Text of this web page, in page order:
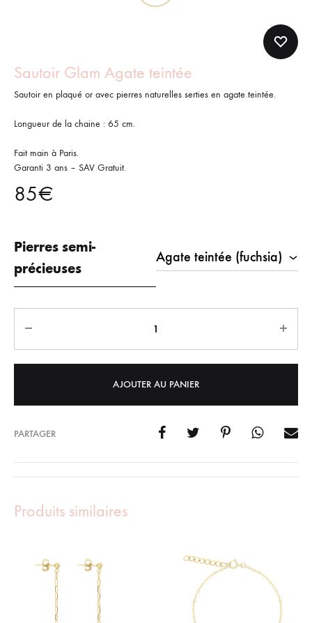
Sautoir Glam Agate teintée
Sautoir en plaqué or avec pierres naturelles serties en agate teintée.
Longueur de la chaine : 65 cm.
Fait main à Paris.
Garanti 3 ans – SAV Gratuit.
85€
Pierres semi-
précieuses
AJOUTER AU PANIER
PARTAGER
Produits similaires